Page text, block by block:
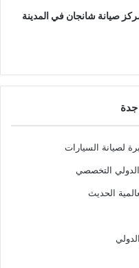
صيانة شانجان في المدينة
لصيانة السيارات
التخصصي
الحديث